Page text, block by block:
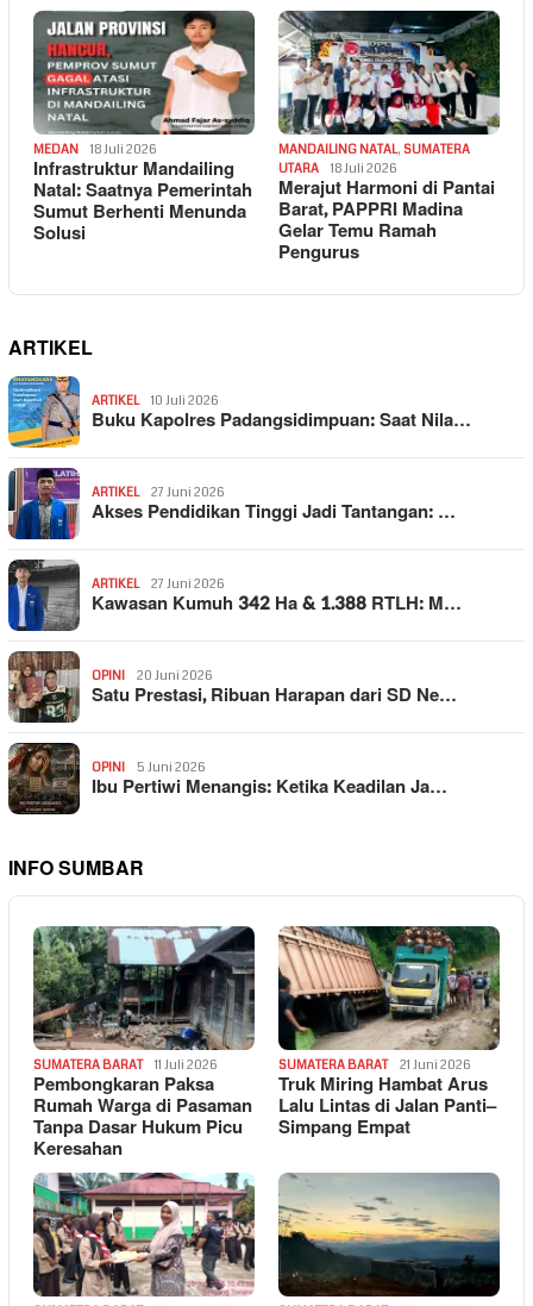
MEDAN 18 Juli 2026
Infrastruktur Mandailing
Natal: Saatnya Pemerintah
Sumut Berhenti Menunda
Solusi
MANDAILING NATAL, SUMATERA
UTARA
18 Juli 2026
Merajut Harmoni di Pantai
Barat, PAPPRI Madina
Gelar Temu Ramah
Pengurus
ARTIKEL
ARTIKEL 10 Juli 2026
Buku Kapolres Padangsidimpuan: Saat Nila…
ARTIKEL 27 Juni 2026
Akses Pendidikan Tinggi Jadi Tantangan: …
ARTIKEL 27 Juni 2026
Kawasan Kumuh 342 Ha & 1.388 RTLH: M…
OPINI 20 Juni 2026
Satu Prestasi, Ribuan Harapan dari SD Ne…
OPINI 5 Juni 2026
Ibu Pertiwi Menangis: Ketika Keadilan Ja…
INFO SUMBAR
SUMATERA BARAT 11 Juli 2026
Pembongkaran Paksa
Rumah Warga di Pasaman
Tanpa Dasar Hukum Picu
Keresahan
SUMATERA BARAT 21 Juni 2026
Truk Miring Hambat Arus
Lalu Lintas di Jalan Panti–
Simpang Empat